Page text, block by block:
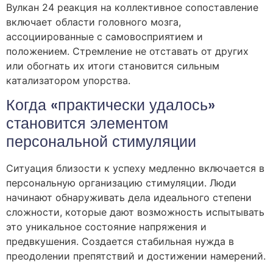
Вулкан 24 реакция на коллективное сопоставление
включает области головного мозга,
ассоциированные с самовосприятием и
положением. Стремление не отставать от других
или обогнать их итоги становится сильным
катализатором упорства.
Когда «практически удалось»
становится элементом
персональной стимуляции
Ситуация близости к успеху медленно включается в
персональную организацию стимуляции. Люди
начинают обнаруживать дела идеального степени
сложности, которые дают возможность испытывать
это уникальное состояние напряжения и
предвкушения. Создается стабильная нужда в
преодолении препятствий и достижении намерений.